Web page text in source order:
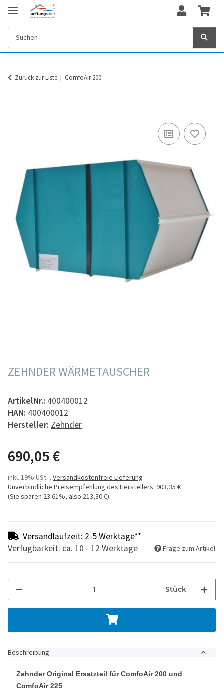
Zurück zur Liste ComfoAir 200
ZEHNDER WÄRMETAUSCHER
ArtikelNr.: 400400012
HAN: 400400012
Hersteller: Zehnder
690,05 €
inkl. 19% USt. , Versandkostenfreie Lieferung
Unverbindliche Preisempfehlung des Herstellers: 903,35 €
(Sie sparen 23.61%, also 213,30 €)
Versandlaufzeit: 2-5 Werktage**
Verfügbarkeit: ca. 10 - 12 Werktage
Frage zum Artikel
Stück
Beschreibung
Zehnder Original Ersatzteil für ComfoAir 200 und
ComfoAir 225